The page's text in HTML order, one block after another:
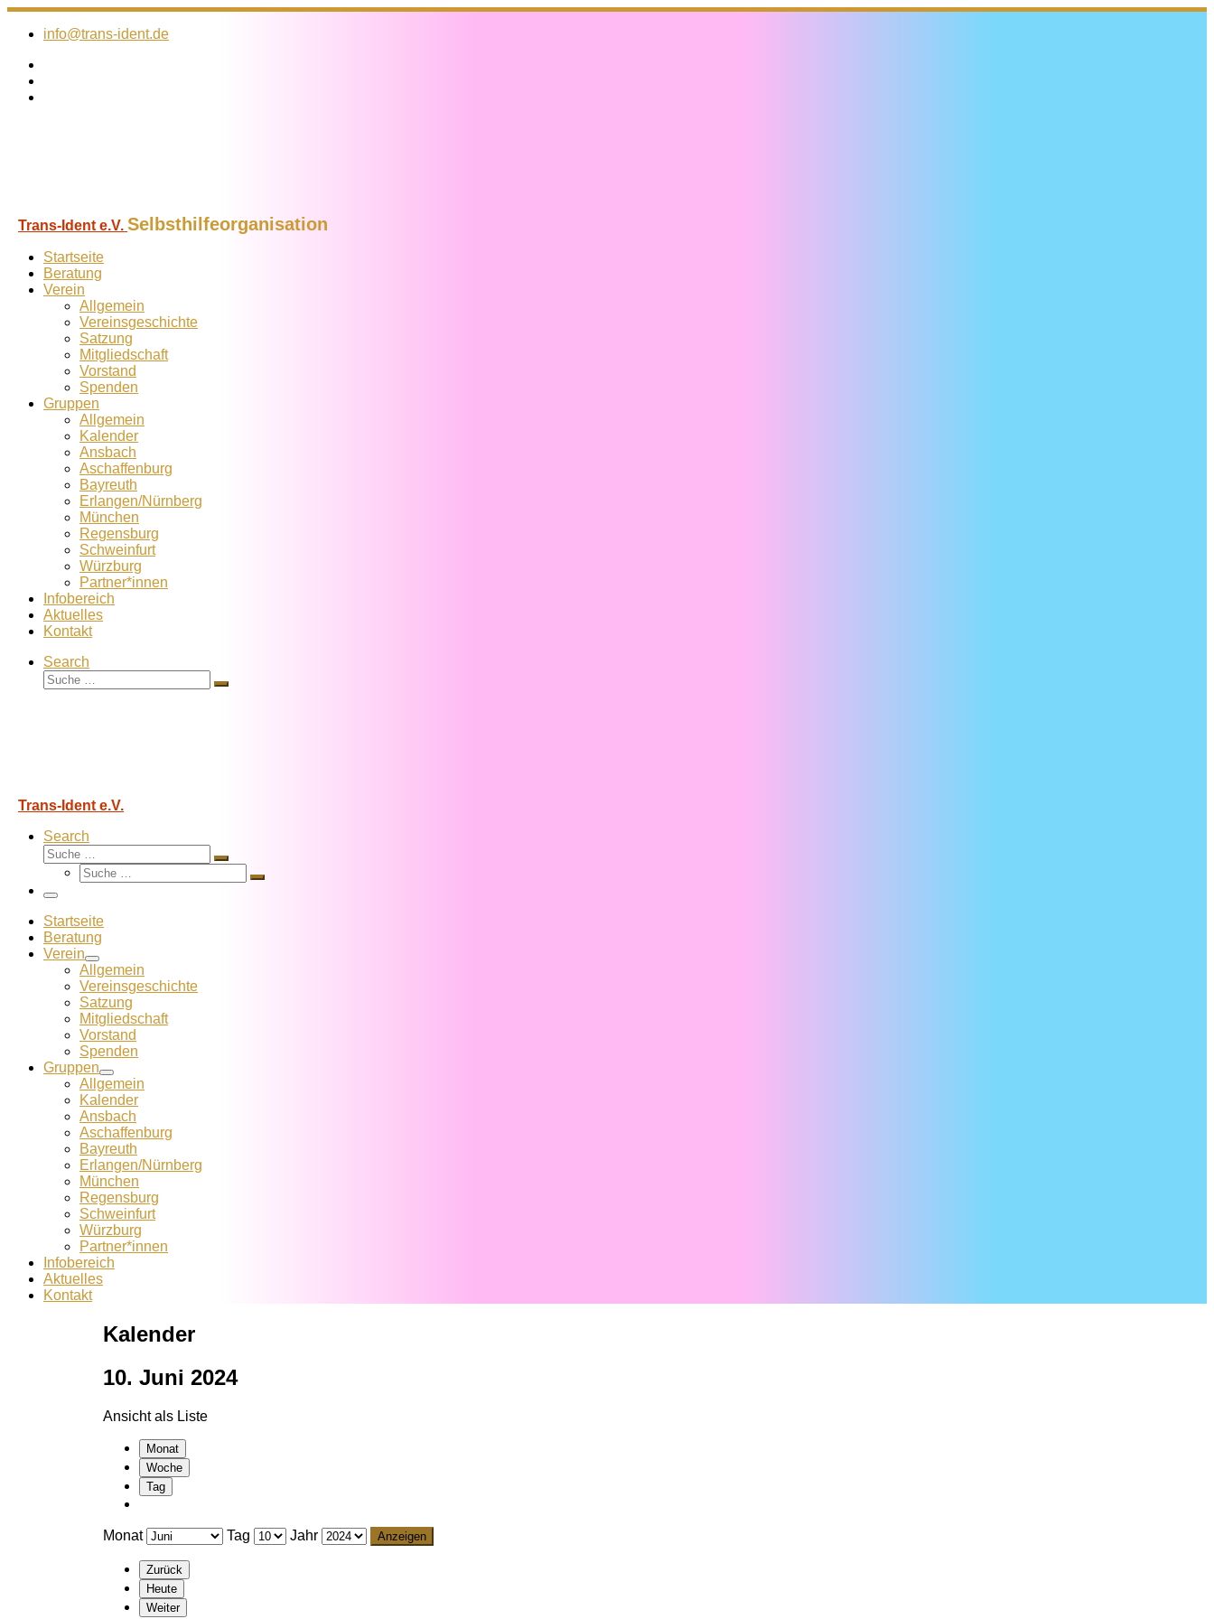
Zum
Inhalt
info@trans-ident.de
Trans-Ident e.V. Selbsthilfeorganisation
Startseite
Beratung
Verein
Allgemein
Vereins­geschichte
Satzung
Mitglied­schaft
Vorstand
Spenden
Gruppen
Allgemein
Kalender
Ansbach
Aschaffenburg
Bayreuth
Erlangen/Nürnberg
München
Regensburg
Schweinfurt
Würzburg
Partner*innen
Infobereich
Aktuelles
Kontakt
Search
Suche
Suche
Trans-Ident e.V.
Search
Suche
Suche
Suche
Suche
Menü
Startseite
Beratung
Verein
Allgemein
Vereins­geschichte
Satzung
Mitglied­schaft
Vorstand
Spenden
Gruppen
Allgemein
Kalender
Ansbach
Aschaffenburg
Bayreuth
Erlangen/Nürnberg
München
Regensburg
Schweinfurt
Würzburg
Partner*innen
Infobereich
Aktuelles
Kontakt
Kalender
10. Juni 2024
Ansicht als Liste
Monat
Woche
Tag
Monat Tag Jahr
Zurück
Heute
Weiter